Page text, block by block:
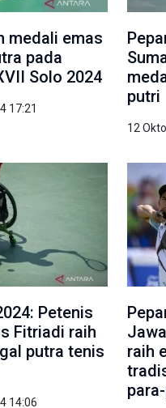
medali emas
pada
Solo 2024
17:21
putri
12
Petenis
Fitriadi raih
putra tenis
14:06
raih